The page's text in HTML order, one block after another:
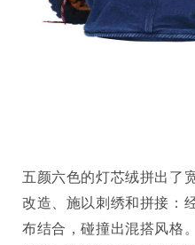
五颜六色的灯芯绒拼出了
改造、施以刺绣和拼接：
布结合，碰撞出混搭风格